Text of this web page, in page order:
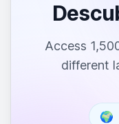
Access
different
🌍